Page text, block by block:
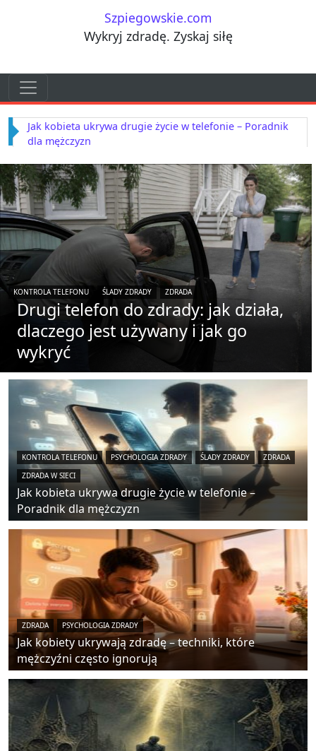
Szpiegowskie.com
Wykryj zdradę. Zyskaj siłę
Przejdź do treści
Main Navigation
Jak kobieta ukrywa drugie życie w telefonie – Poradnik
dla mężczyzn
KONTROLA TELEFONU ŚLADY ZDRADY ZDRADA
Drugi telefon do zdrady: jak działa,
dlaczego jest używany i jak go
wykryć
KONTROLA TELEFONU PSYCHOLOGIA ZDRADY ŚLADY ZDRADY
ZDRADA
ZDRADA W SIECI
Jak kobieta ukrywa drugie życie w telefonie –
Poradnik dla mężczyzn
ZDRADA PSYCHOLOGIA ZDRADY
Jak kobiety ukrywają zdradę – techniki, które
mężczyźni często ignorują